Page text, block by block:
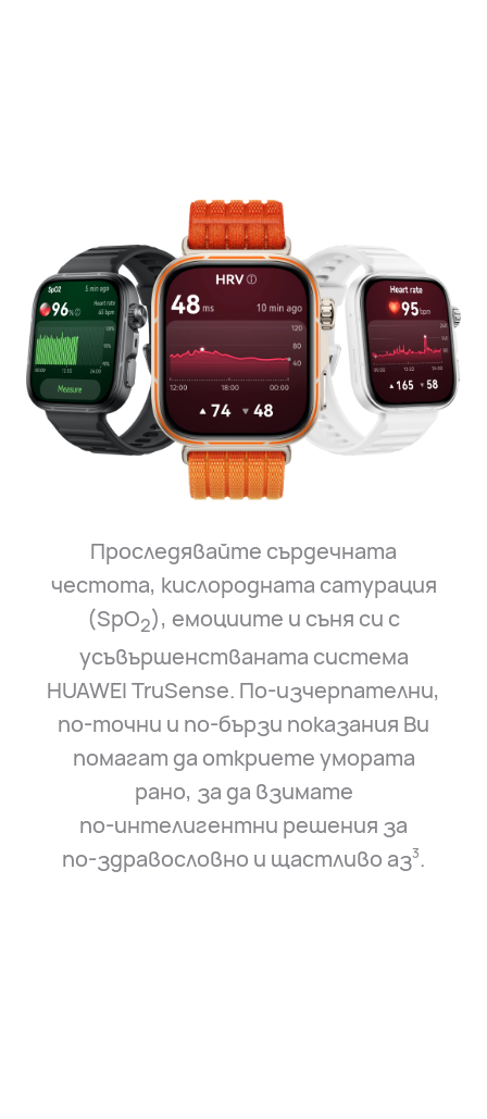
Проследявайте сърдечната
честота, кислородната сатурация
(SpO2), емоциите и съня си с
усъвършенстваната система
HUAWEI TruSense. По-изчерпателни,
по-точни и по-бързи показания Ви
помагат да откриете умората
рано, за да взимате
по-интелигентни решения за
по-здравословно и щастливо аз⁠3.